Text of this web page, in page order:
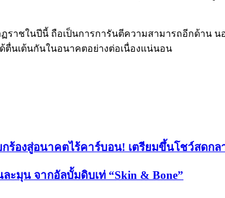
ราชในปีนี้ ถือเป็นการการันตีความสามารถอีกด้าน
ตื่นเต้นกันในอนาคตอย่างต่อเนื่องแน่นอน
ยกร้องสู่อนาคตไร้คาร์บอน! เตรียมขึ้นโชว์สด
ะมุน จากอัลบั้มดิบเท่ “Skin & Bone”